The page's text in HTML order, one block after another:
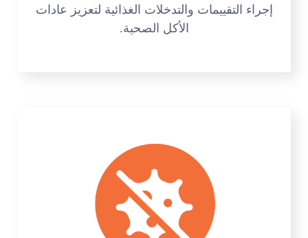
إجراء التقييمات والتدخلات الغذائية لتعزيز عادات
الأكل الصحية.